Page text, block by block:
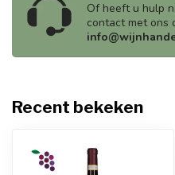
Of heeft u hulp
contact met ons
Recent bekeken